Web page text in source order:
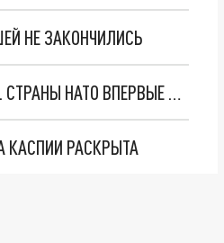
НЕ ЗАКОНЧИЛИСЬ
"ОЧЕНЬ ПЛОХИЕ НОВОСТИ": БОЛЬШАЯ ОШИБКА PALANTIR В РОССИИ. СТРАНЫ НАТО ВПЕРВЫЕ ЗА СВО ОСТАНОВИЛИ ПОСТАВКИ ОРУЖИЯ. ВСУ ТЕРЯЮТ ПРИГРАНИЧЬЕ?
КАСПИИ РАСКРЫТА